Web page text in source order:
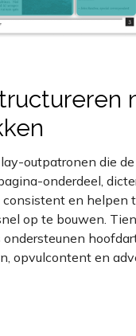
outpatronen die
onderdeel,
consistent en helpen
op te bouwen.
opvulcontent en